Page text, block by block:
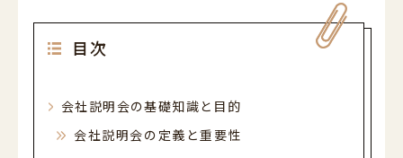
（最終受付 / 平日17:00 土曜13:30）
電話受付時間
目次
会社説明会の基礎知識と目的
会社説明会の定義と重要性